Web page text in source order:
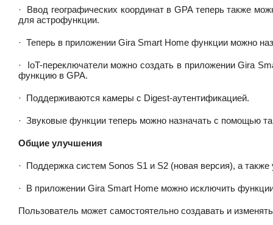
·
Ввод географических координат в GPA теперь также
для астрофункции.
· Теперь в приложении Gira Smart Home функции можно
·
IoT-переключатели можно создать в приложении Gira
функцию в GPA.
· Поддерживаются камеры с Digest-аутентификацией.
· Звуковые функции теперь можно назначать с помощью
Общие улучшения
· Поддержка систем Sonos S1 и S2 (новая версия), а
· В приложении Gira Smart Home можно исключить
Пользователь может самостоятельно создавать и